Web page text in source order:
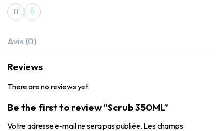
Avis (0)
Reviews
There are no reviews yet.
Be the first to review “Scrub 350ML”
Votre adresse e-mail ne sera pas publiée. Les champs